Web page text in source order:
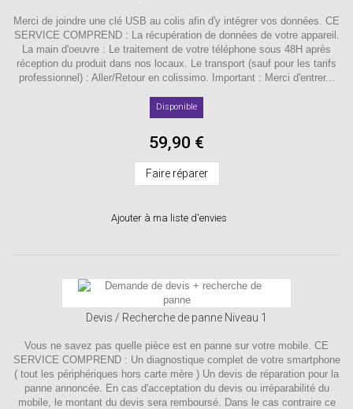
Merci de joindre une clé USB au colis afin d'y intégrer vos données. CE
SERVICE COMPREND : La récupération de données de votre appareil.
La main d'oeuvre : Le traitement de votre téléphone sous 48H après
réception du produit dans nos locaux. Le transport (sauf pour les tarifs
professionnel) : Aller/Retour en colissimo. Important : Merci d'entrer...
Disponible
59,90 €
Faire réparer
Ajouter à ma liste d'envies
Devis / Recherche de panne Niveau 1
Vous ne savez pas quelle pièce est en panne sur votre mobile. CE
SERVICE COMPREND : Un diagnostique complet de votre smartphone
( tout les périphériques hors carte mère ) Un devis de réparation pour la
panne annoncée. En cas d'acceptation du devis ou irréparabilité du
mobile, le montant du devis sera remboursé. Dans le cas contraire ce